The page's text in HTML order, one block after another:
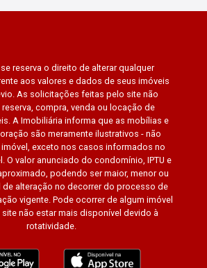
reserva o direito de alterar qualquer
aos valores e dados de seus imóveis
As solicitações feitas pelo site não
compra, venda ou locação de
A Imobiliária informa que as mobílias e
são meramente ilustrativos - não
exceto nos casos informados no
O valor anunciado do condomínio, IPTU e
podendo ser maior, menor ou
alteração no decorrer do processo de
vigente. Pode ocorrer de algum imóvel
não estar mais disponível devido à
rotatividade.